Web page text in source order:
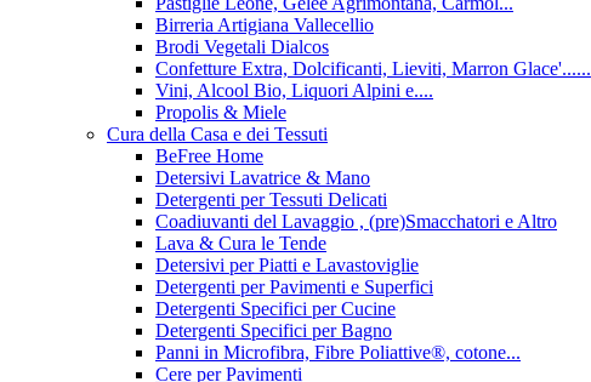
Birreria Artigiana Vallecellio
Brodi Vegetali Dialcos
Confetture Extra, Dolcificanti, Lieviti, Marron Glace'......
Vini, Alcool Bio, Liquori Alpini e....
Propolis & Miele
Cura della Casa e dei Tessuti
BeFree Home
Detersivi Lavatrice & Mano
Detergenti per Tessuti Delicati
Coadiuvanti del Lavaggio , (pre)Smacchatori e Altro
Lava & Cura le Tende
Detersivi per Piatti e Lavastoviglie
Detergenti per Pavimenti e Superfici
Detergenti Specifici per Cucine
Detergenti Specifici per Bagno
Panni in Microfibra, Fibre Poliattive®, cotone...
Cere per Pavimenti